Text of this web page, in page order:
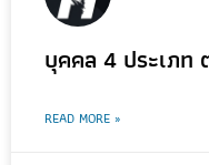
บุคคล 4 ประเภท
READ MORE »